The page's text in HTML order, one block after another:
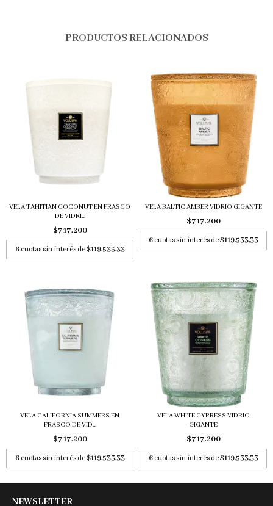
PRODUCTOS RELACIONADOS
VELA TAHITIAN COCONUT EN FRASCO
DE VIDRI...
$717.200
6cuotas sin interés de$119.533,33
VELA BALTIC AMBER VIDRIO GIGANTE
$717.200
6cuotas sin interés de$119.533,33
VELA CALIFORNIA SUMMERS EN
FRASCO DE VID...
$717.200
6cuotas sin interés de$119.533,33
VELA WHITE CYPRESS VIDRIO
GIGANTE
$717.200
6cuotas sin interés de$119.533,33
NEWSLETTER